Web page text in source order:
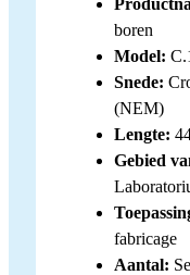
boren
Model:
Snede:
(NEM)
Lengte:
Gebied
fabricage
Aantal: